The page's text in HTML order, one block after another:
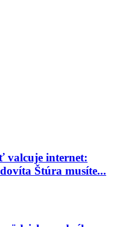
valcuje internet:
Štúra musíte...